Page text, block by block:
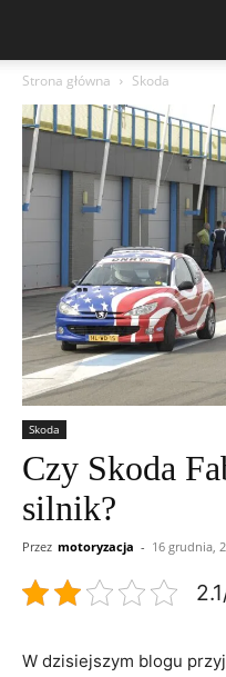
Strona główna Skoda
Skoda
Czy Skoda
silnik?
Przez motoryzacja - 16 grudnia,
W dzisiejszym ⁣blogu